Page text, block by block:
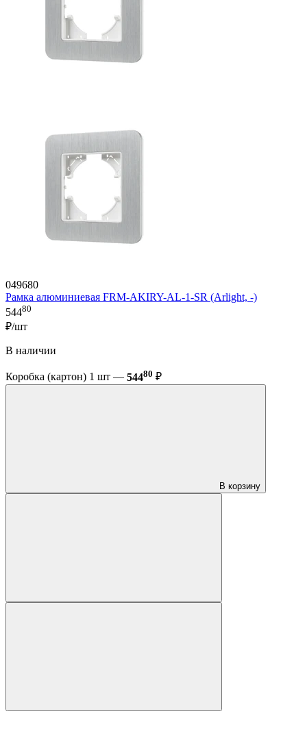
049680
Рамка алюминиевая FRM-AKIRY-AL-1-SR (Arlight, -)
54480
₽/шт
В наличии
Коробка (картон) 1 шт — 54480 ₽
В корзину